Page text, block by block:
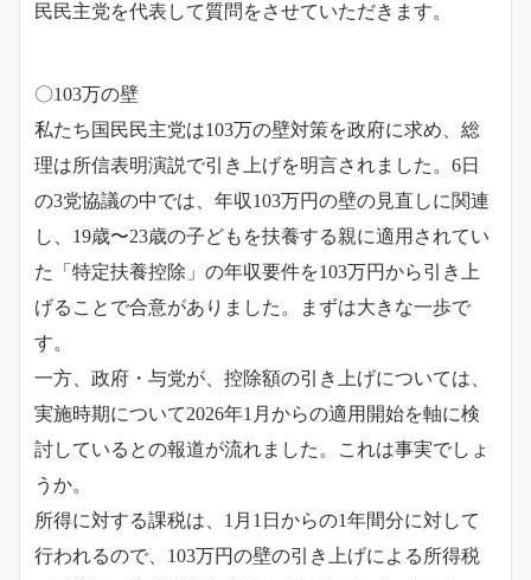
民民主党を代表して質問をさせていただきます。
〇103万の壁
私たち国民民主党は103万の壁対策を政府に求め、総
理は所信表明演説で引き上げを明言されました。6日
の3党協議の中では、年収103万円の壁の見直しに関連
し、19歳〜23歳の子どもを扶養する親に適用されてい
た「特定扶養控除」の年収要件を103万円から引き上
げることで合意がありました。まずは大きな一歩で
す。
一方、 政府・与党が、控除額の引き上げについては、
実施時期について2026年1月からの適用開始を軸に検
討しているとの報道が流れました。これは事実でしょ
うか。
所得に対する課税は、1月1日からの1年間分に対して
行われるので、103万円の壁の引き上げによる所得税